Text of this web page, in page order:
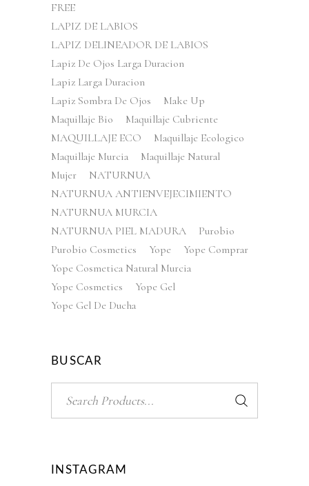
FREE
LAPIZ DE LABIOS
LAPIZ DELINEADOR DE LABIOS
Lapiz De Ojos Larga Duracion
Lapiz Larga Duracion
Lapiz Sombra De Ojos
Make Up
Maquillaje Bio
Maquillaje Cubriente
MAQUILLAJE ECO
Maquillaje Ecologico
Maquillaje Murcia
Maquillaje Natural
Mujer
NATURNUA
NATURNUA ANTIENVEJECIMIENTO
NATURNUA MURCIA
NATURNUA PIEL MADURA
Purobio
Purobio Cosmetics
Yope
Yope Comprar
Yope Cosmetica Natural Murcia
Yope Cosmetics
Yope Gel
Yope Gel De Ducha
BUSCAR
INSTAGRAM